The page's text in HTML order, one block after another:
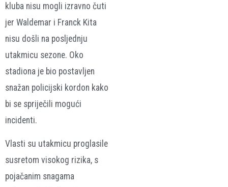
kluba nisu mogli izravno čuti
jer Waldemar i Franck Kita
nisu došli na posljednju
utakmicu sezone. Oko
stadiona je bio postavljen
snažan policijski kordon kako
bi se spriječili mogući
incidenti.
Vlasti su utakmicu proglasile
susretom visokog rizika, s
pojačanim snagama